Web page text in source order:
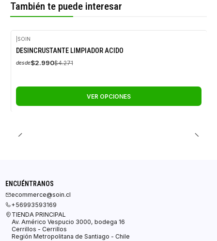
También te puede interesar
-30%
OFF
SOIN
DESINCRUSTANTE LIMPIADOR ACIDO
desde$2.990$4.271
VER OPCIONES
ENCUÉNTRANOS
ecommerce@soin.cl
+56993593169
TIENDA PRINCIPAL
Av. Américo Vespucio 3000, bodega 16
Cerrillos - Cerrillos
Región Metropolitana de Santiago - Chile